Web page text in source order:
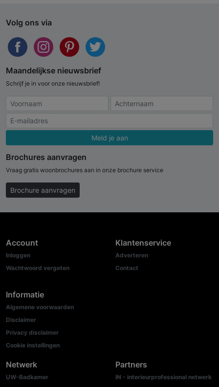
Volg ons via
Maandelijkse nieuwsbrief
Schrijf je in voor onze nieuwsbrief!
Meld je aan
Brochures aanvragen
Vraag gratis woonbrochures aan in onze brochure service
Brochure aanvragen
Account
Inloggen
Wachtwoord vergeten
Informatie
Algemene voorwaarden
Disclaimer
Privacy disclaimer
Cookie instellingen
Klantenservice
Adverteren
Contact
Netwerk
UW-Badkamer
Partners
IN - interieurprofessional netwerk